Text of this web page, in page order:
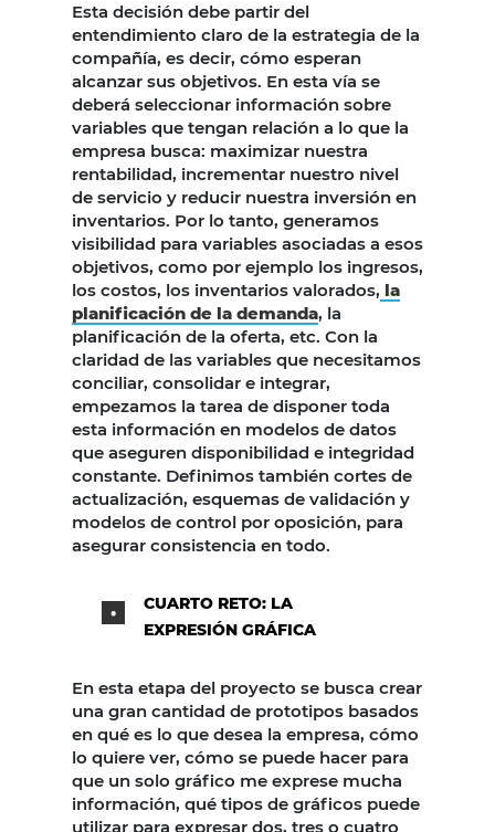
Esta decisión debe partir del
entendimiento claro de la estrategia de la
compañía, es decir, cómo esperan
alcanzar sus objetivos. En esta vía se
deberá seleccionar información sobre
variables que tengan relación a lo que la
empresa busca: maximizar nuestra
rentabilidad, incrementar nuestro nivel
de servicio y reducir nuestra inversión en
inventarios. Por lo tanto, generamos
visibilidad para variables asociadas a esos
objetivos, como por ejemplo los ingresos,
los costos, los inventarios valorados, la
planificación de la demanda, la
planificación de la oferta, etc. Con la
claridad de las variables que necesitamos
conciliar, consolidar e integrar,
empezamos la tarea de disponer toda
esta información en modelos de datos
que aseguren disponibilidad e integridad
constante. Definimos también cortes de
actualización, esquemas de validación y
modelos de control por oposición, para
asegurar consistencia en todo.
CUARTO RETO: LA
EXPRESIÓN GRÁFICA
En esta etapa del proyecto se busca crear
una gran cantidad de prototipos basados
en qué es lo que desea la empresa, cómo
lo quiere ver, cómo se puede hacer para
que un solo gráfico me exprese mucha
información, qué tipos de gráficos puede
utilizar para expresar dos, tres o cuatro